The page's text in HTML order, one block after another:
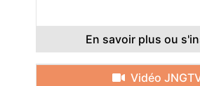
En savoir plus ou
Vidéo